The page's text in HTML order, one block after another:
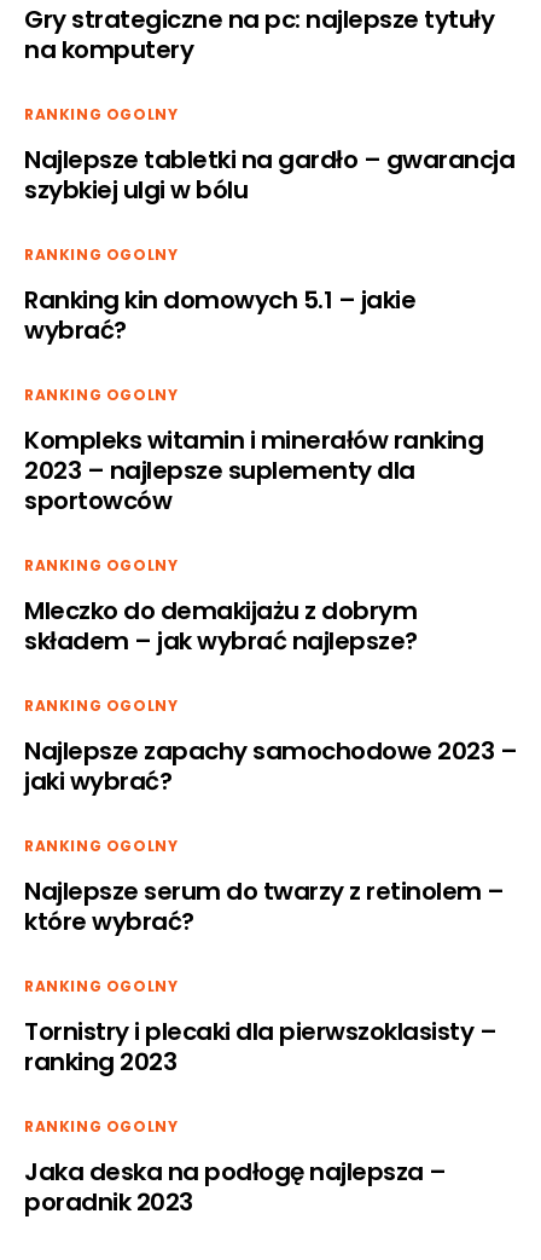
Gry strategiczne na pc: najlepsze tytuły
na komputery
RANKING OGOLNY
Najlepsze tabletki na gardło – gwarancja
szybkiej ulgi w bólu
RANKING OGOLNY
Ranking kin domowych 5.1 – jakie
wybrać?
RANKING OGOLNY
Kompleks witamin i minerałów ranking
2023 – najlepsze suplementy dla
sportowców
RANKING OGOLNY
Mleczko do demakijażu z dobrym
składem – jak wybrać najlepsze?
RANKING OGOLNY
Najlepsze zapachy samochodowe 2023 –
jaki wybrać?
RANKING OGOLNY
Najlepsze serum do twarzy z retinolem –
które wybrać?
RANKING OGOLNY
Tornistry i plecaki dla pierwszoklasisty –
ranking 2023
RANKING OGOLNY
Jaka deska na podłogę najlepsza –
poradnik 2023